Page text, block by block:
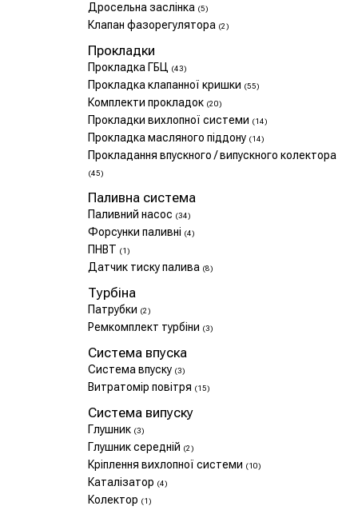
Дросельна заслінка (5)
Клапан фазорегулятора (2)
Прокладки
Прокладка ГБЦ (43)
Прокладка клапанної кришки (55)
Комплекти прокладок (20)
Прокладки вихлопної системи (14)
Прокладка масляного піддону (14)
Прокладання впускного / випускного колектора
(45)
Паливна система
Паливний насос (34)
Форсунки паливні (4)
ПНВТ (1)
Датчик тиску палива (8)
Турбіна
Патрубки (2)
Ремкомплект турбіни (3)
Система впуска
Система впуску (3)
Витратомір повітря (15)
Система випуску
Глушник (3)
Глушник середній (2)
Кріплення вихлопної системи (10)
Каталізатор (4)
Колектор (1)